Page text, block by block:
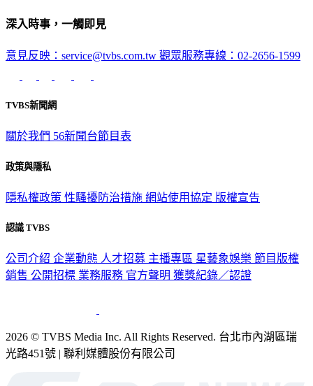
深入時事，一觸即見
意見反映：service@tvbs.com.tw 觀眾服務專線：02-2656-1599
TVBS新聞網
關於我們 56新聞台節目表
政策與隱私
隱私權政策 性騷擾防治措施 網站使用協定 版權宣告
認識 TVBS
公司介紹 企業動態 人才招募 主播專區 星藝象娛樂 節目版權
銷售 公開招標 業務服務 官方聲明 獲獎紀錄／認證
2026 © TVBS Media Inc. All Rights Reserved. 台北市內湖區瑞
光路451號 | 聯利媒體股份有限公司